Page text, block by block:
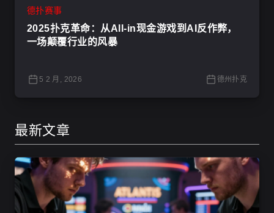
德扑赛事
2025扑克革命：从All-in现金游戏到AI反作弊，
一场颠覆行业的风暴
5 2 月, 2026 德州扑克
最新文章